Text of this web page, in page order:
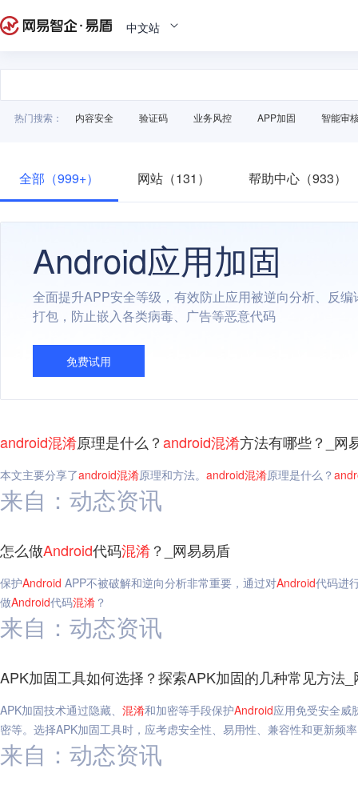
中文站
热门搜索： 内容安全 验证码 业务风控 APP加固 智能审
全部（999+） 网站（131） 帮助中心（933）
Android应用加固
全面提升APP安全等级，有效防止应用被逆向分析、反编
打包，防止嵌入各类病毒、广告等恶意代码
免费试用
android混淆原理是什么？android混淆方法有哪些？_网
本文主要分享了android混淆原理和方法。 android混淆原理是什么？
来自：动态资讯
怎么做Android代码混淆？_网易易盾
保护Android APP不被破解和逆向分析非常重要，通过对Android代码进
做Android代码混淆 ？
来自：动态资讯
APK加固工具如何选择？探索APK加固的几种常见方法
APK加固技术通过隐藏、 混淆和加密等手段保护Android应用免受安全威
密等。选择APK加固工具时，应考虑安全性、易用性、兼容性和更新频
来自：动态资讯